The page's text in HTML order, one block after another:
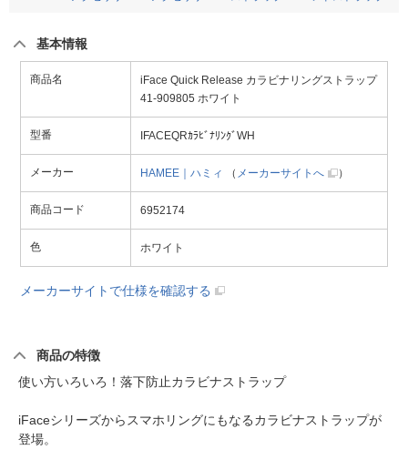
基本情報
商品名
iFace Quick Release カラビナリングストラップ
41-909805 ホワイト
型番 IFACEQRｶﾗﾋﾞﾅﾘﾝｸﾞWH
メーカー HAMEE｜ハミィ （ メーカーサイトへ ）
商品コード 6952174
色 ホワイト
メーカーサイトで仕様を確認する
商品の特徴
使い方いろいろ！落下防止カラビナストラップ
iFaceシリーズからスマホリングにもなるカラビナストラップが
登場。